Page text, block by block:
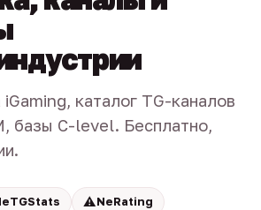
каталог TG-каналов
базы C-level. Бесплатно,
⚠️NeRating